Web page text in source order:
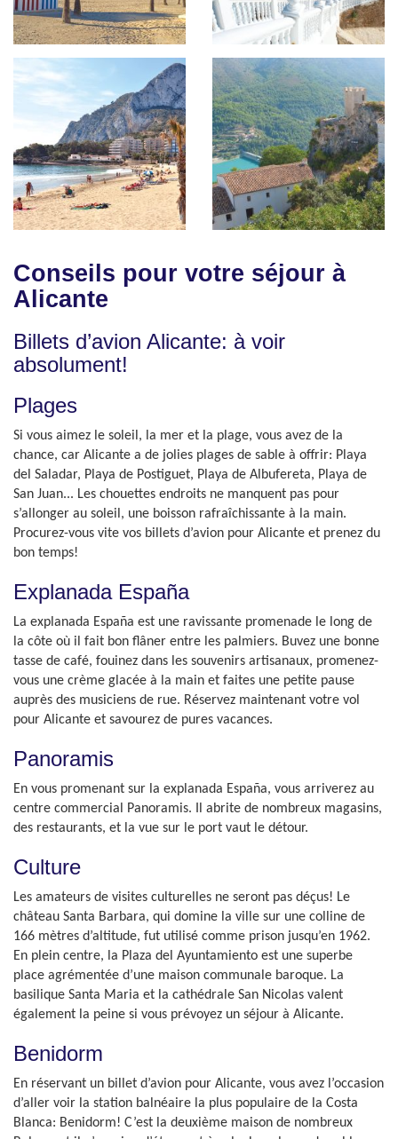
Conseils pour votre séjour à
Alicante
Billets d’avion Alicante: à voir
absolument!
Plages
Si vous aimez le soleil, la mer et la plage, vous avez de la
chance, car Alicante a de jolies plages de sable à offrir: Playa
del Saladar, Playa de Postiguet, Playa de Albufereta, Playa de
San Juan... Les chouettes endroits ne manquent pas pour
s’allonger au soleil, une boisson rafraîchissante à la main.
Procurez-vous vite vos billets d’avion pour Alicante et prenez du
bon temps!
Explanada España
La explanada España est une ravissante promenade le long de
la côte où il fait bon flâner entre les palmiers. Buvez une bonne
tasse de café, fouinez dans les souvenirs artisanaux, promenez-
vous une crème glacée à la main et faites une petite pause
auprès des musiciens de rue. Réservez maintenant votre vol
pour Alicante et savourez de pures vacances.
Panoramis
En vous promenant sur la explanada España, vous arriverez au
centre commercial Panoramis. Il abrite de nombreux magasins,
des restaurants, et la vue sur le port vaut le détour.
Culture
Les amateurs de visites culturelles ne seront pas déçus! Le
château Santa Barbara, qui domine la ville sur une colline de
166 mètres d’altitude, fut utilisé comme prison jusqu’en 1962.
En plein centre, la Plaza del Ayuntamiento est une superbe
place agrémentée d’une maison communale baroque. La
basilique Santa Maria et la cathédrale San Nicolas valent
également la peine si vous prévoyez un séjour à Alicante.
Benidorm
En réservant un billet d’avion pour Alicante, vous avez l’occasion
d’aller voir la station balnéaire la plus populaire de la Costa
Blanca: Benidorm! C’est la deuxième maison de nombreux